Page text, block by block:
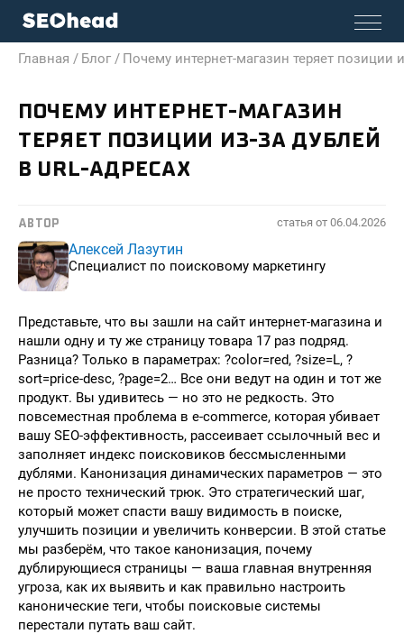
Главная / Блог / Почему интернет-магазин теряет позиции
ПОЧЕМУ ИНТЕРНЕТ-МАГАЗИН
ТЕРЯЕТ ПОЗИЦИИ ИЗ-ЗА ДУБЛЕЙ
В URL-АДРЕСАХ
АВТОР статья от 06.04.2026
Алексей Лазутин
Специалист по поисковому маркетингу
Представьте, что вы зашли на сайт интернет-магазина и
нашли одну и ту же страницу товара 17 раз подряд.
Разница? Только в параметрах: ?color=red, ?size=L, ?
sort=price-desc, ?page=2… Все они ведут на один и тот же
продукт. Вы удивитесь — но это не редкость. Это
повсеместная проблема в e-commerce, которая убивает
вашу SEO-эффективность, рассеивает ссылочный вес и
заполняет индекс поисковиков бессмысленными
дублями. Канонизация динамических параметров — это
не просто технический трюк. Это стратегический шаг,
который может спасти вашу видимость в поиске,
улучшить позиции и увеличить конверсии. В этой статье
мы разберём, что такое канонизация, почему
дублирующиеся страницы — ваша главная внутренняя
угроза, как их выявить и как правильно настроить
канонические теги, чтобы поисковые системы
перестали путать ваш сайт.